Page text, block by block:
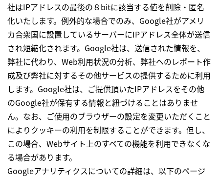
社はIPアドレスの最後の８bitに該当する値を削除・匿名
化いたします。例外的な場合でのみ、Google社がアメリ
カ合衆国に設置しているサーバーにIPアドレス全体が送信
され短縮化されます。Google社は、送信された情報を、
弊社に代わり、Web利用状況の分析、弊社へのレポート作
成及び弊社に対するその他サービスの提供するために利用
します。Google社は、ご提供頂いたIPアドレスをその他
のGoogle社が保有する情報と紐づけることはありませ
ん。なお、ご使用のブラウザーの設定を変更いただくこと
によりクッキーの利用を制限することができます。但し、
この場合、Webサイト上のすべての機能を利用できなくな
る場合があります。
Googleアナリティクスについての詳細は、以下のページ